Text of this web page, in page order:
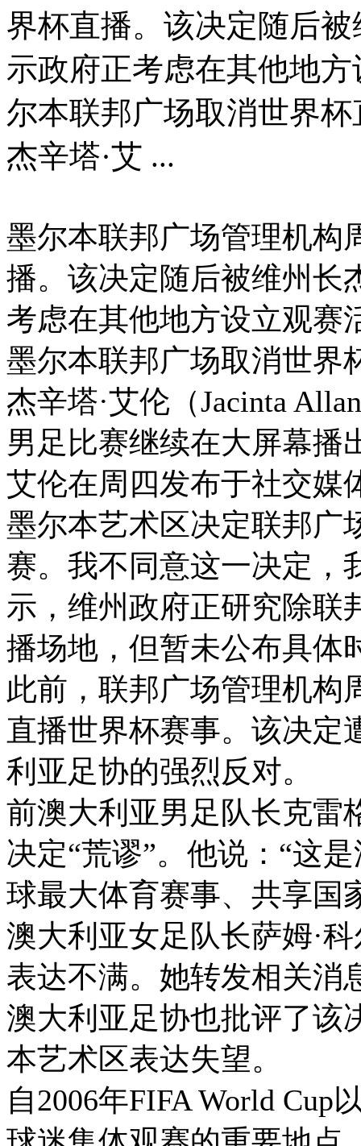
界杯直播。该决定随后
示政府正考虑在其他地
尔本联邦广场取消世界
杰辛塔·艾 ...
墨尔本联邦广场管理机构
播。该决定随后被维州长
考虑在其他地方设立观赛
墨尔本联邦广场取消世界
杰辛塔·艾伦（Jacinta
男足比赛继续在大屏幕播
艾伦在周四发布于社交媒
墨尔本艺术区决定联邦广
赛。我不同意这一决定，
示，维州政府正研究除联
播场地，但暂未公布具体
此前，联邦广场管理机构
直播世界杯赛事。该决定
利亚足协的强烈反对。
前澳大利亚男足队长克雷
决定“荒谬”。他说：“这
球最大体育赛事、共享国
澳大利亚女足队长萨姆·
表达不满。她转发相关消
澳大利亚足协也批评了该
本艺术区表达失望。
自2006年FIFA World